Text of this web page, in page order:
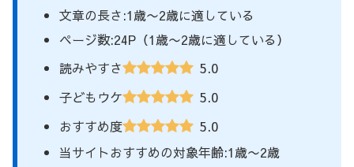
文章の長さ:1歳〜2歳に適している
ページ数:24P（1歳〜2歳に適している）
読みやすさ
5.0
子どもウケ 5.0
おすすめ度 5.0
当サイトおすすめの対象年齢:1歳〜2歳